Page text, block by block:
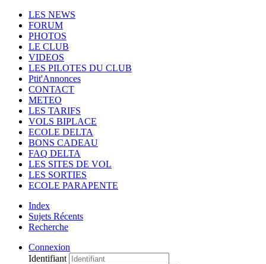
LES NEWS
FORUM
PHOTOS
LE CLUB
VIDEOS
LES PILOTES DU CLUB
Ptit'Annonces
CONTACT
METEO
LES TARIFS
VOLS BIPLACE
ECOLE DELTA
BONS CADEAU
FAQ DELTA
LES SITES DE VOL
LES SORTIES
ECOLE PARAPENTE
Index
Sujets Récents
Recherche
Connexion
Identifiant